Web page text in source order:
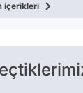
içerikleri